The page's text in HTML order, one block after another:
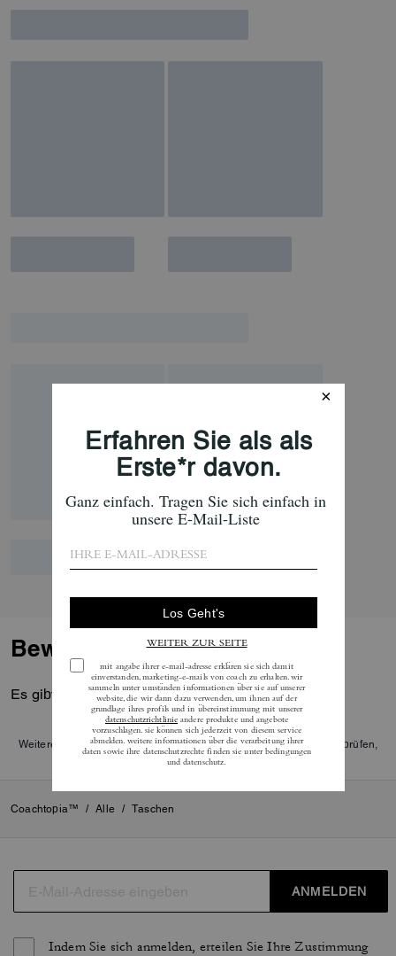
Innere bietet Platz für Ihre
ein Tablet – und wird mit einem
Reißverschluss oben
Bewertungen
Es gibt noch keine Reviews.
Weitere Informationen darüber, wie wir unsere Bewertungen überprüfen,
finden Siehier
Coachtopia™ / Alle / Taschen
ANMELDEN
Indem Sie sich anmelden, erteilen Sie Ihre Zustimmung